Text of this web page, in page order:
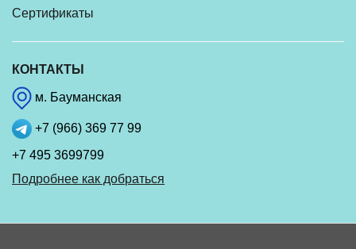
Сертификаты
КОНТАКТЫ
м. Бауманская
+7 (966) 369 77 99
+7 495 3699799
Подробнее как добраться